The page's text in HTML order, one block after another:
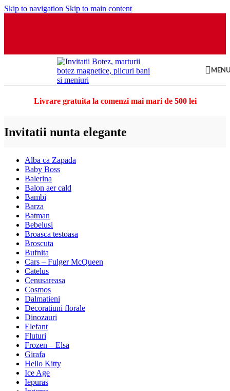
Skip to navigation Skip to main content
Livrare gratuita la comenzi mai mari de 500 lei
Invitatii nunta elegante
Alba ca Zapada
Baby Boss
Balerina
Balon aer cald
Bambi
Barza
Batman
Bebelusi
Broasca testoasa
Broscuta
Bufnita
Cars – Fulger McQueen
Catelus
Cenusareasa
Cosmos
Dalmatieni
Decoratiuni florale
Dinozauri
Elefant
Fluturi
Frozen – Elsa
Girafa
Hello Kitty
Ice Age
Iepuras